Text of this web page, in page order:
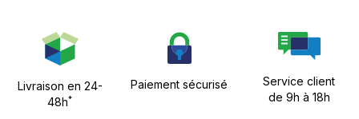
Livraison en 24-
48h*
Paiement sécurisé
Service client
de 9h à 18h